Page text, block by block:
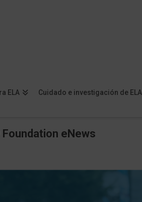
ELA Cuidado e investigación de ELA
eNews